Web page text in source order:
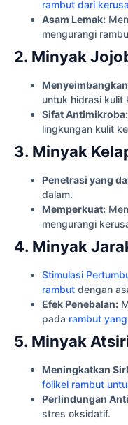
rambut dari
Asam Lemak:
mengurangi
2. Minyak
untuk hidrasi kulit
Sifat Antimikroba:
lingkungan kulit
3. Minyak
Penetrasi yang
dalam.
Memperkuat:
mengurangi
4. Minyak
Stimulasi
rambut dengan
Efek Penebalan:
pada rambut
5. Minyak
Meningkatkan
folikel rambut
Perlindungan
stres oksidatif.